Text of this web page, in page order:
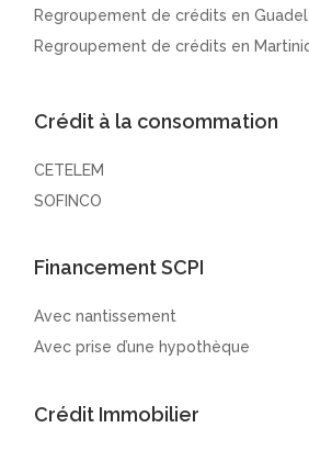
Regroupement de crédits en
Regroupement de crédits en
Crédit à la consommation
CETELEM
SOFINCO
Financement SCPI
Avec nantissement
Avec prise d’une hypothèque
Crédit Immobilier